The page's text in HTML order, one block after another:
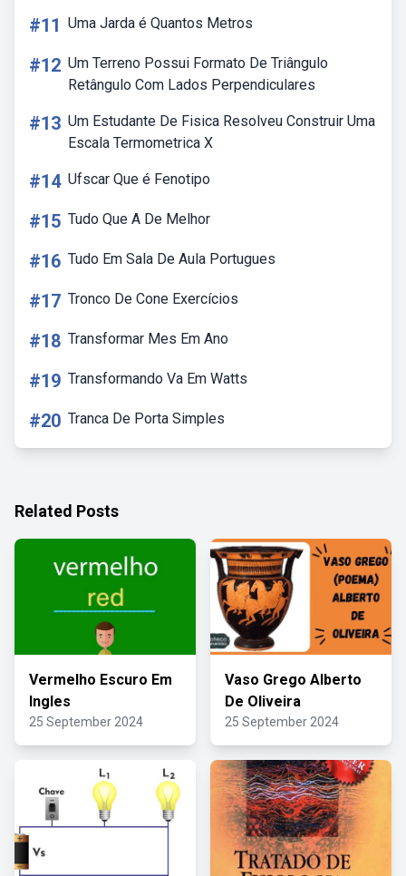
#11 Uma Jarda é Quantos Metros
#12 Um Terreno Possui Formato De Triângulo
Retângulo Com Lados Perpendiculares
#13 Um Estudante De Fisica Resolveu Construir Uma
Escala Termometrica X
#14 Ufscar Que é Fenotipo
#15 Tudo Que A De Melhor
#16 Tudo Em Sala De Aula Portugues
#17 Tronco De Cone Exercícios
#18 Transformar Mes Em Ano
#19 Transformando Va Em Watts
#20 Tranca De Porta Simples
Related Posts
Vermelho Escuro Em
Ingles
25 September 2024
Vaso Grego Alberto
De Oliveira
25 September 2024